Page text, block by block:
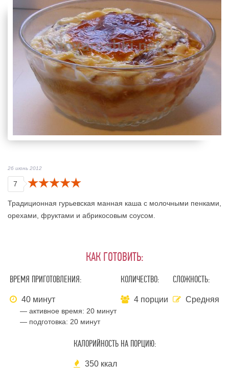
26 июнь 2012
7
Традиционная гурьевская манная каша с молочными пенками,
орехами, фруктами и абрикосовым соусом.
КАК ГОТОВИТЬ:
ВРЕМЯ ПРИГОТОВЛЕНИЯ:
40 минут
— активное время: 20 минут
— подготовка: 20 минут
КОЛИЧЕСТВО:
4 порции
СЛОЖНОСТЬ:
Средняя
КАЛОРИЙНОСТЬ НА ПОРЦИЮ:
350 ккал